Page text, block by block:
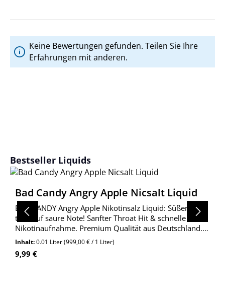
Keine Bewertungen gefunden. Teilen Sie Ihre
Erfahrungen mit anderen.
Produktgalerie überspringen
Bestseller Liquids
Bad Candy Angry Apple Nicsalt Liquid
BAD CANDY Angry Apple Nikotinsalz Liquid: Süßer Apfel
trifft auf saure Note! Sanfter Throat Hit & schnelle
Nikotinaufnahme. Premium Qualität aus Deutschland.
Jetzt entdecken!
Inhalt:0.01 Liter(999,00 € / 1 Liter)
Regulärer Preis:
9,99 €